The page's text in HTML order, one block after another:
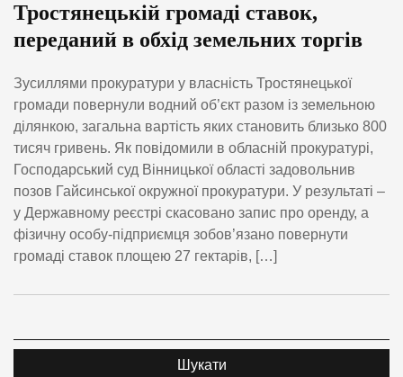
Тростянецькій громаді ставок,
переданий в обхід земельних торгів
Зусиллями прокуратури у власність Тростянецької
громади повернули водний об’єкт разом із земельною
ділянкою, загальна вартість яких становить близько 800
тисяч гривень. Як повідомили в обласній прокуратурі,
Господарський суд Вінницької області задовольнив
позов Гайсинської окружної прокуратури. У результаті –
у Державному реєстрі скасовано запис про оренду, а
фізичну особу-підприємця зобов’язано повернути
громаді ставок площею 27 гектарів, […]